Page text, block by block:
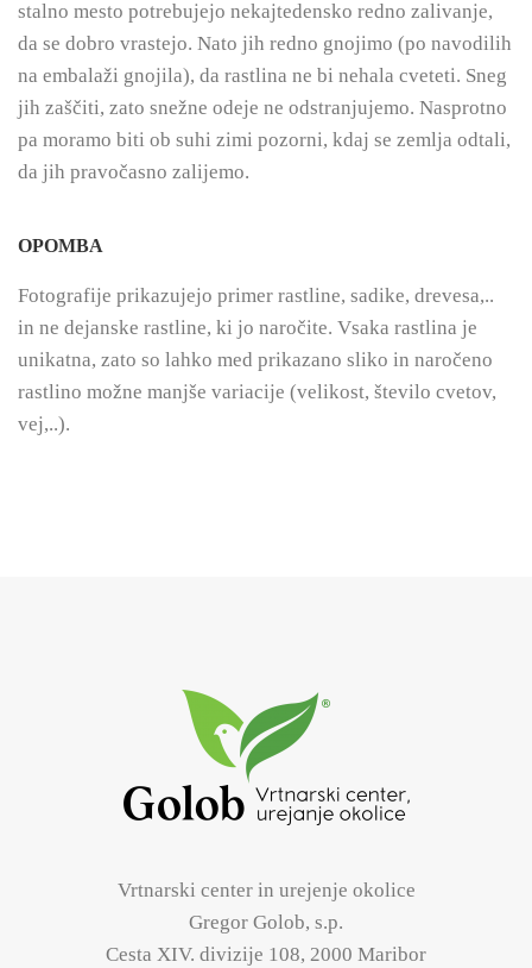
stalno mesto potrebujejo nekajtedensko redno zalivanje,
da se dobro vrastejo. Nato jih redno gnojimo (po navodilih
na embalaži gnojila), da rastlina ne bi nehala cveteti. Sneg
jih zaščiti, zato snežne odeje ne odstranjujemo. Nasprotno
pa moramo biti ob suhi zimi pozorni, kdaj se zemlja odtali,
da jih pravočasno zalijemo.
OPOMBA
Fotografije prikazujejo primer rastline, sadike, drevesa,..
in ne dejanske rastline, ki jo naročite. Vsaka rastlina je
unikatna, zato so lahko med prikazano sliko in naročeno
rastlino možne manjše variacije (velikost, število cvetov,
vej,..).
Vrtnarski center in urejenje okolice
Gregor Golob, s.p.
Cesta XIV. divizije 108, 2000 Maribor